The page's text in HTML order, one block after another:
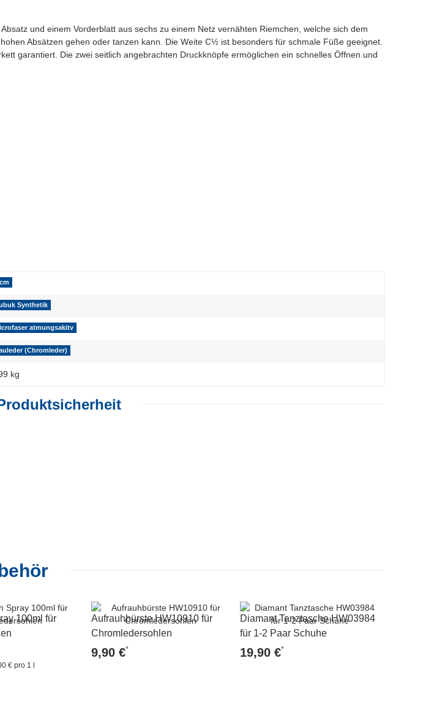
und einem Vorderblatt aus sechs zu einem Netz vernähten Riemchen, welche sich dem
Absätzen gehen oder tanzen kann. Die Weite C½ ist besonders für schmale Füße geeignet.
garantiert. Die zwei seitlich angebrachten Druckknöpfe ermöglichen ein schnelles Öffnen und
Synthetik
atmungsakitv
(Chromleder)
kg
100ml für
€ pro 1 l
Aufrauhbürste HW10910 für
Chromledersohlen
9,90 €*
Diamant Tanztasche HW03984
für 1-2 Paar Schuhe
19,90 €*